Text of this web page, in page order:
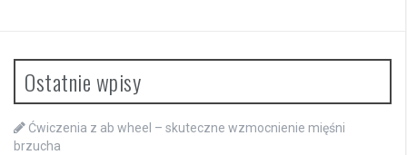
Ostatnie wpisy
Ćwiczenia z ab wheel – skuteczne wzmocnienie mięśni
brzucha